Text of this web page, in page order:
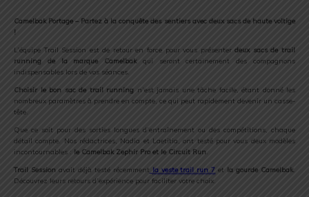
Camelbak Portage – Partez à la conquête des sentiers avec deux sacs de haute voltige
!
L’équipe Trail Session est de retour en force pour vous présenterdeux sacs de trail
running de la marque Camelbak qui seront certainement des compagnons
indispensables lors de vos séances.
Choisir le bon sac de trail running n’est jamais une tâche facile, étant donné les
nombreux paramètres à prendre en compte, ce qui peut rapidement devenir un casse-
tête.
Que ce soit pour des sorties longues d’entraînement ou des compétitions, chaque
détail compte. Nos rédactrices, Nadia et Laetitia, ont testé pour vous deux modèles
incontournables : le Camelbak Zephir Pro et le Circuit Run.
Trail Session avait déjà testé récemment la veste trail run 7 et la gourde Camelbak.
Découvrez leurs retours d’expérience pour faciliter votre choix.